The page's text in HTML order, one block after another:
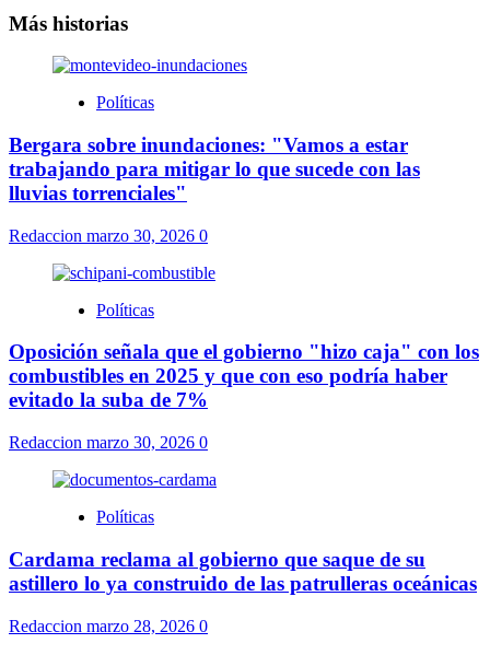
Más historias
Políticas
Bergara sobre inundaciones: "Vamos a estar
trabajando para mitigar lo que sucede con las
lluvias torrenciales"
Redaccion marzo 30, 2026 0
Políticas
Oposición señala que el gobierno "hizo caja" con los
combustibles en 2025 y que con eso podría haber
evitado la suba de 7%
Redaccion marzo 30, 2026 0
Políticas
Cardama reclama al gobierno que saque de su
astillero lo ya construido de las patrulleras oceánicas
Redaccion marzo 28, 2026 0